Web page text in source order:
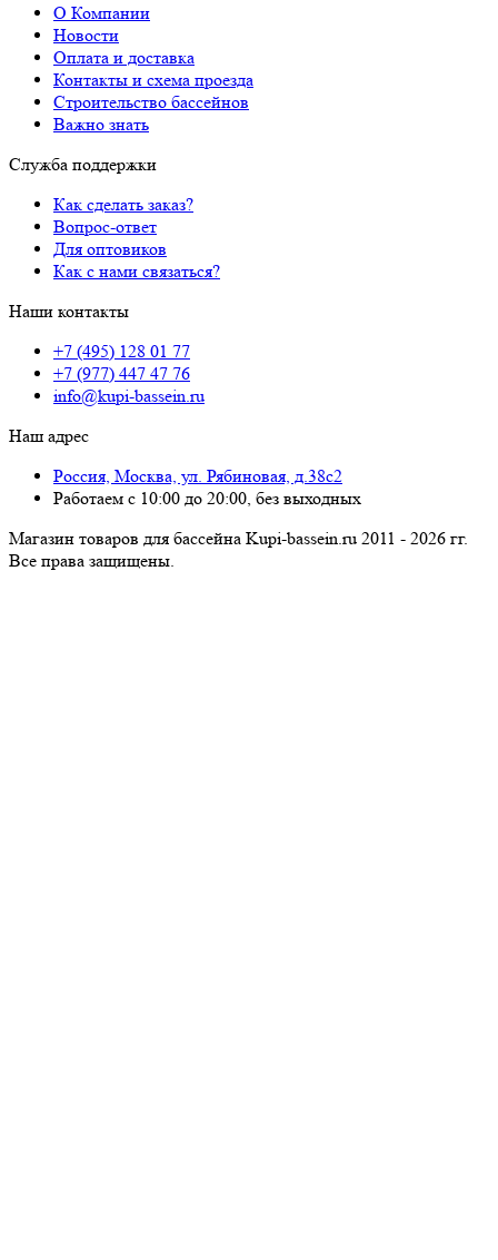
О Компании
Новости
Оплата и доставка
Контакты и схема проезда
Строительство бассейнов
Важно знать
Служба поддержки
Как сделать заказ?
Вопрос-ответ
Для оптовиков
Как с нами связаться?
Наши контакты
+7 (495) 128 01 77
+7 (977) 447 47 76
info@kupi-bassein.ru
Наш адрес
Россия, Москва, ул. Рябиновая, д.38с2
Работаем с 10:00 до 20:00, без выходных
Магазин товаров для бассейна Kupi-bassein.ru 2011 - 2026 гг.
Все пра­ва за­щи­ще­ны.